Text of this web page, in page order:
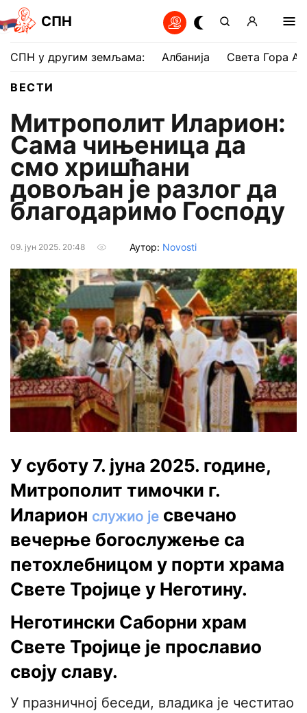
СПН
СПН у другим земљама: Албанија Света Гора
ВЕСТИ
Митрополит Иларион:
Сама чињеница да
смо хришћани
довољан је разлог да
благодаримо Господу
09. јун 2025. 20:48 Аутор: Novosti
У суботу 7. јуна 2025. године,
Митрополит тимочки г.
Иларион служио је свечано
вечерње богослужење са
петохлебницом у порти храма
Свете Тројице у Неготину.
Неготински Саборни храм
Свете Тројице је прославио
своју славу.
У празничној беседи, владика је честитао